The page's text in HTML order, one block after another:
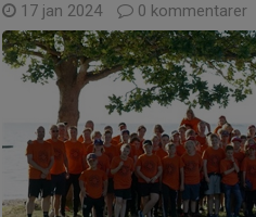
17 jan 2024 0 kommentarer